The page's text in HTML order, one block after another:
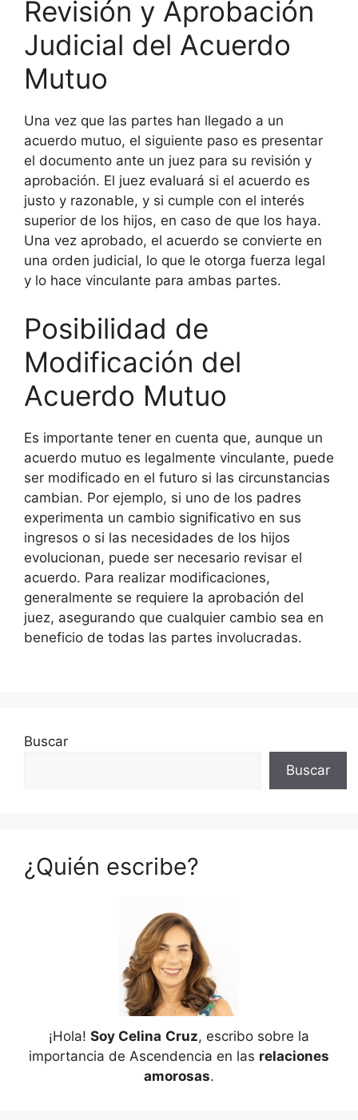
Revisión y Aprobación
Judicial del Acuerdo
Mutuo
Una vez que las partes han llegado a un
acuerdo mutuo, el siguiente paso es presentar
el documento ante un juez para su revisión y
aprobación. El juez evaluará si el acuerdo es
justo y razonable, y si cumple con el interés
superior de los hijos, en caso de que los haya.
Una vez aprobado, el acuerdo se convierte en
una orden judicial, lo que le otorga fuerza legal
y lo hace vinculante para ambas partes.
Posibilidad de
Modificación del
Acuerdo Mutuo
Es importante tener en cuenta que, aunque un
acuerdo mutuo es legalmente vinculante, puede
ser modificado en el futuro si las circunstancias
cambian. Por ejemplo, si uno de los padres
experimenta un cambio significativo en sus
ingresos o si las necesidades de los hijos
evolucionan, puede ser necesario revisar el
acuerdo. Para realizar modificaciones,
generalmente se requiere la aprobación del
juez, asegurando que cualquier cambio sea en
beneficio de todas las partes involucradas.
Buscar
Buscar
¿Quién escribe?
¡Hola! Soy Celina Cruz, escribo sobre la
importancia de Ascendencia en las relaciones
amorosas.